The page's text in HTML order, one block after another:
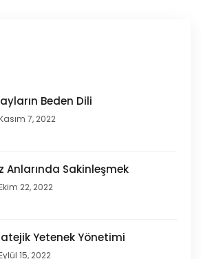
Beden Dili
7, 2022
Anlarında Sakinleşmek
22, 2022
Yetenek Yönetimi
15, 2022